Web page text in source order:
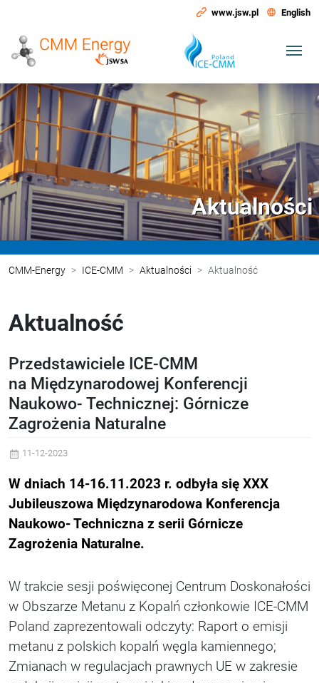
www.jsw.pl English
Aktualności
CMM-Energy ICE-CMM Aktualności Aktualność
Aktualność
Przedstawiciele ICE-CMM
na Międzynarodowej Konferencji
Naukowo- Technicznej: Górnicze
Zagrożenia Naturalne
11-12-2023
W dniach 14-16.11.2023 r. odbyła się XXX
Jubileuszowa Międzynarodowa Konferencja
Naukowo- Techniczna z serii Górnicze
Zagrożenia Naturalne.
W trakcie sesji poświęconej Centrum Doskonałości
w Obszarze Metanu z Kopalń członkowie ICE-CMM
Poland zaprezentowali odczyty: Raport o emisji
metanu z polskich kopalń węgla kamiennego;
Zmianach w regulacjach prawnych UE w zakresie